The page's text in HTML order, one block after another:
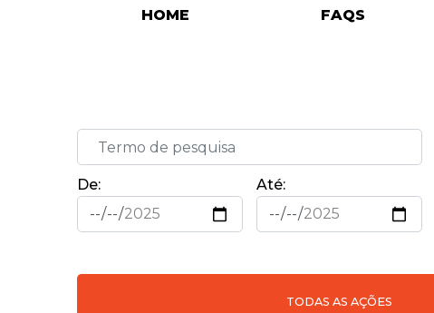
HOME FAQS
De:
Até:
TODAS AS AÇÕES